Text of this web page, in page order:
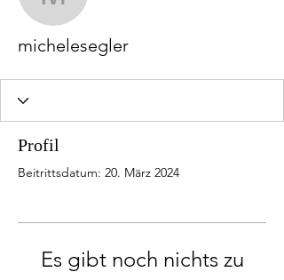
michelesegler
Profil
Beitrittsdatum: 20. März 2024
Es gibt noch nichts zu